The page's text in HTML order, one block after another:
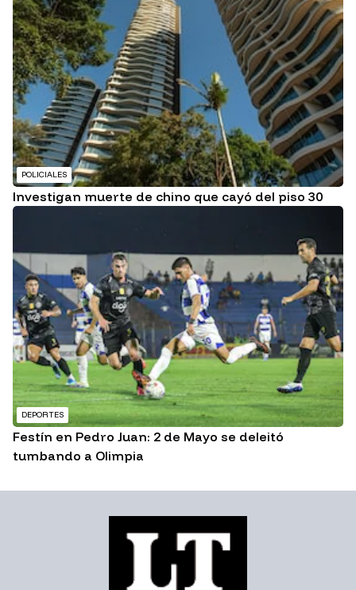
POLICIALES
Investigan muerte de chino que cayó del piso 30
DEPORTES
Festín en Pedro Juan: 2 de Mayo se deleitó
tumbando a Olimpia